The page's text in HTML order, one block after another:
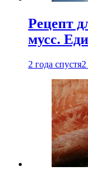
Рецепт
мусс.
2 года спустя